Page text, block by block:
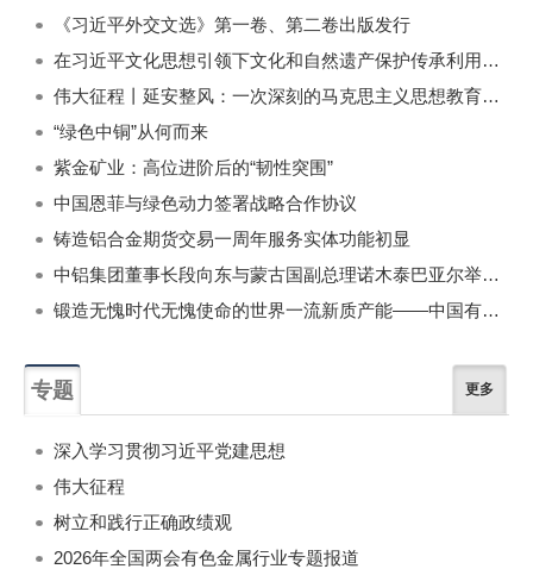
《习近平外交文选》第一卷、第二卷出版发行
在习近平文化思想引领下文化和自然遗产保护传承利用工作开创新局面
伟大征程丨延安整风：一次深刻的马克思主义思想教育运动
“绿色中铜”从何而来
紫金矿业：高位进阶后的“韧性突围”
中国恩菲与绿色动力签署战略合作协议
铸造铝合金期货交易一周年服务实体功能初显
中铝集团董事长段向东与蒙古国副总理诺木泰巴亚尔举行会谈
锻造无愧时代无愧使命的世界一流新质产能——中国有色金属工业的战略应对与破局之道（二）
专题 更多
深入学习贯彻习近平党建思想
伟大征程
树立和践行正确政绩观
2026年全国两会有色金属行业专题报道